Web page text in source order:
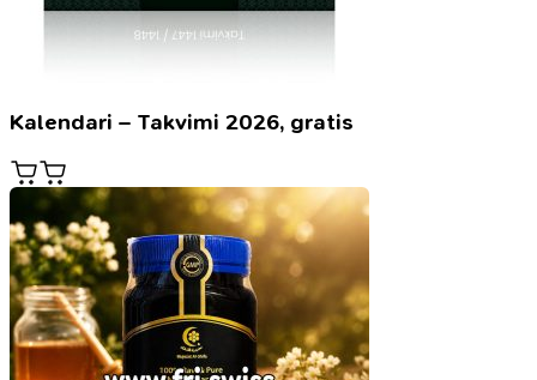
Kalendari – Takvimi 2026, gratis